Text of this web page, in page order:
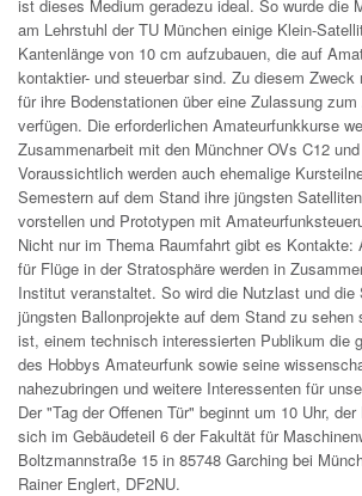
ist dieses Medium geradezu ideal. So wurde die
am Lehrstuhl der TU München einige Klein-
Kantenlänge von 10 cm aufzubauen, die auf
kontaktier- und steuerbar sind. Zu diesem
für ihre Bodenstationen über eine Zulassung
verfügen. Die erforderlichen Amateurfunkkurse
Zusammenarbeit mit den Münchner OVs C12
Voraussichtlich werden auch ehemalige
Semestern auf dem Stand ihre jüngsten
vorstellen und Prototypen mit
Nicht nur im Thema Raumfahrt gibt es Kontakte:
für Flüge in der Stratosphäre werden in
Institut veranstaltet. So wird die Nutzlast und die
jüngsten Ballonprojekte auf dem Stand zu sehen
ist, einem technisch interessierten Publikum die
des Hobbys Amateurfunk sowie seine
nahezubringen und weitere Interessenten für
Der "Tag der Offenen Tür" beginnt um 10 Uhr,
sich im Gebäudeteil 6 der Fakultät für
Boltzmannstraße 15 in 85748 Garching bei
Rainer Englert, DF2NU.